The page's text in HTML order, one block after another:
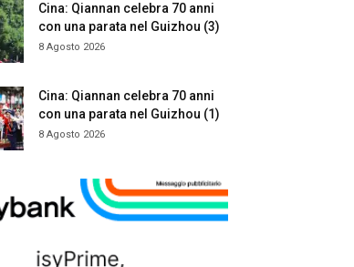
Cina: Qiannan celebra 70 anni
con una parata nel Guizhou (3)
8 Agosto 2026
Cina: Qiannan celebra 70 anni
con una parata nel Guizhou (1)
8 Agosto 2026